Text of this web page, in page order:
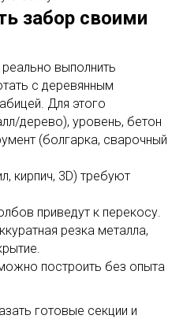
забор своими
выполнить
с деревянным
Для этого
дерево), уровень, бетон
(болгарка, сварочный
кирпич, 3D) требуют
приведут к перекосу.
резка металла,
построить без опыта
готовые секции и